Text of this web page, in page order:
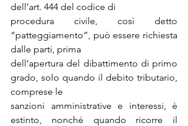
dell’art. 444 del codice di
procedura civile, così detto
“patteggiamento”, può essere richiesta
dalle parti, prima
dell’apertura del dibattimento di primo
grado, solo quando il debito tributario,
comprese le
sanzioni amministrative e interessi, è
estinto, nonché quando ricorre il